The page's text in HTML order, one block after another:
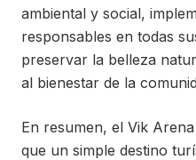
ambiental y social,
responsables en todas
preservar la belleza
al bienestar de la
En resumen, el Vik
que un simple destino